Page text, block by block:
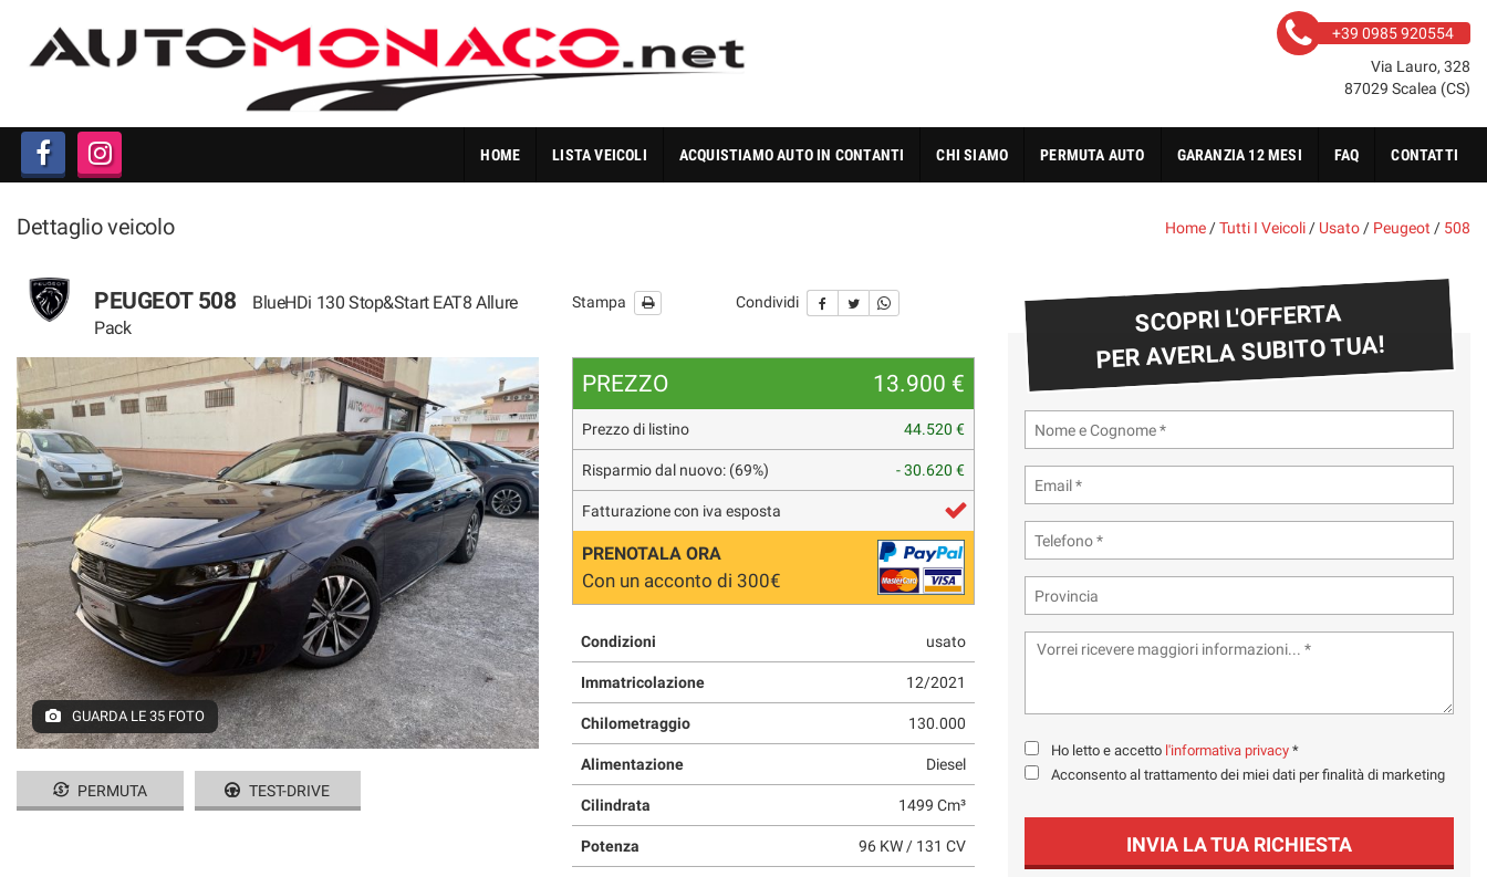
HOME
ACQUISTIAMO AUTO IN
CONTANTI
PERMUTA AUTO
GARANZIA 12 MESI
FAQ
CONTATTI
+39 0985 920554
Via Lauro, 328
87029 Scalea (CS)
HOME LISTA VEICOLI ACQUISTIAMO AUTO IN CONTANTI CHI SIAMO PERMUTA AUTO GARANZIA 12 MESI FAQ CONTATTI
Dettaglio veicolo Home /Tutti I Veicoli / Usato / Peugeot / 508
PEUGEOT 508
BlueHDi 130 Stop&Start EAT8 Allure
Pack
Stampa Condividi
GUARDA LE 35 FOTO
PERMUTA TEST-DRIVE
PREZZO 13.900 €
Prezzo di listino 44.520 €
Risparmio dal nuovo: (69%) - 30.620 €
Fatturazione con iva esposta
PRENOTALA ORA
Con un acconto di 300€
Condizioni usato
Immatricolazione 12/2021
Chilometraggio 130.000
Alimentazione Diesel
Cilindrata 1499 Cm³
Potenza 96 KW / 131 CV
SCOPRI L'OFFERTA
PER AVERLA SUBITO TUA!
Ho letto e accetto l'informativa privacy *
Acconsento al trattamento dei miei dati per finalità di marketing
INVIA LA TUA RICHIESTA